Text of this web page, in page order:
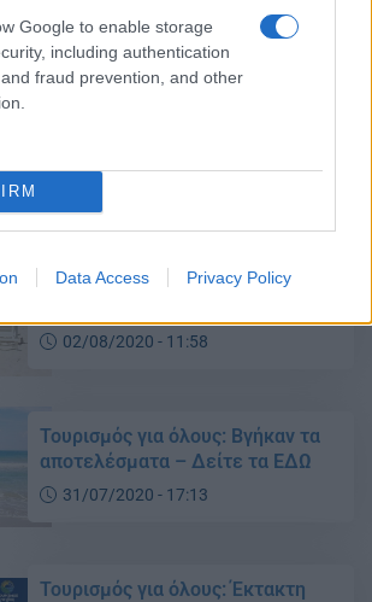
Google to enable storage
including authentication
fraud prevention, and other
Data Access Privacy Policy
Τουρισμός για Όλους: Δεύτερο
λάβετε voucher και ακτοπλοϊκά
02/08/2020 - 11:58
Τουρισμός για όλους: Βγήκαν τα
αποτελέσματα – Δείτε τα ΕΔΩ
31/07/2020 - 17:13
Τουρισμός για όλους: Έκτακτη